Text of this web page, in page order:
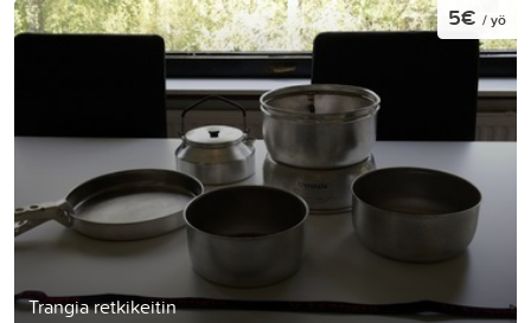
Trangia retkikeitin
5€ / yö